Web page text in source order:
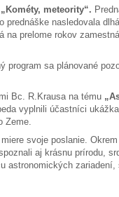
„Kométy, meteority“.
prednáške nasledovala
prelome rokov
program sa plánované
Bc. R.Krausa na tému
vyplnili účastníci
Zeme.
svoje poslanie.
aj krásnu prírodu,
astronomických